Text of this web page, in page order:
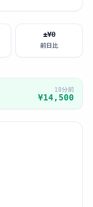
±¥0
前日比
18分前
¥14,500